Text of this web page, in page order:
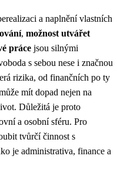
a naplnění vlastních
, možnost utvářet
práce jsou silnými
s sebou nese i značnou
rizika, od finančních po ty
mít dopad nejen na
Důležitá je proto
a osobní sféru. Pro
tvůrčí činnost s
je administrativa, finance a